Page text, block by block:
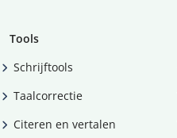
Tools
Schrijftools
Taalcorrectie
Citeren en vertalen